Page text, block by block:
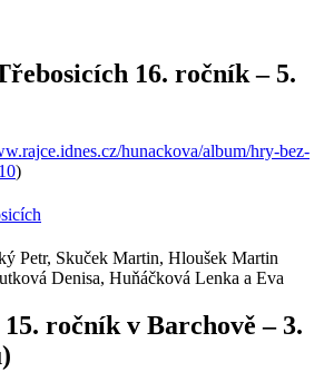
16. ročník – 5.
hunackova/album/hry-bez-
)
Petr, Skuček Martin, Hloušek Martin
Denisa, Huňáčková Lenka a Eva
15. ročník v Barchově – 3.